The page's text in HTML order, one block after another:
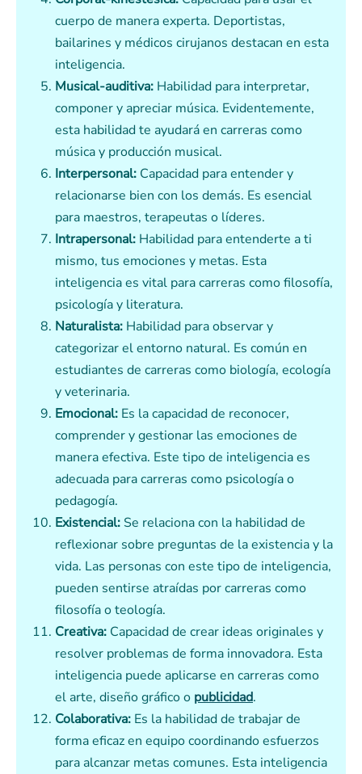
cuerpo de manera experta. Deportistas,
bailarines y médicos cirujanos destacan en esta
inteligencia.
Musical-auditiva: Habilidad para interpretar,
componer y apreciar música. Evidentemente,
esta habilidad te ayudará en carreras como
música y producción musical.
Interpersonal: Capacidad para entender y
relacionarse bien con los demás. Es esencial
para maestros, terapeutas o líderes.
Intrapersonal: Habilidad para entenderte a ti
mismo, tus emociones y metas. Esta
inteligencia es vital para carreras como filosofía,
psicología y literatura.
Naturalista: Habilidad para observar y
categorizar el entorno natural. Es común en
estudiantes de carreras como biología, ecología
y veterinaria.
Emocional: Es la capacidad de reconocer,
comprender y gestionar las emociones de
manera efectiva. Este tipo de inteligencia es
adecuada para carreras como psicología o
pedagogía.
Existencial: Se relaciona con la habilidad de
reflexionar sobre preguntas de la existencia y la
vida. Las personas con este tipo de inteligencia,
pueden sentirse atraídas por carreras como
filosofía o teología.
Creativa: Capacidad de crear ideas originales y
resolver problemas de forma innovadora. Esta
inteligencia puede aplicarse en carreras como
el arte, diseño gráfico o publicidad.
Colaborativa: Es la habilidad de trabajar de
forma eficaz en equipo coordinando esfuerzos
para alcanzar metas comunes. Esta inteligencia